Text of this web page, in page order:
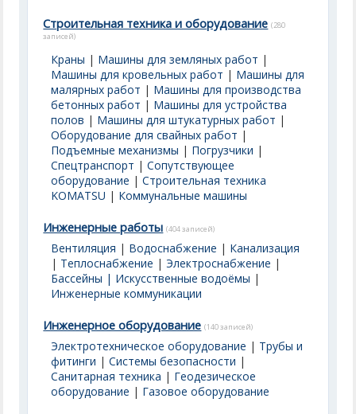
Строительная техника и оборудование (280
записей)
Краны | Машины для земляных работ |
Машины для кровельных работ | Машины для
малярных работ | Машины для производства
бетонных работ | Машины для устройства
полов | Машины для штукатурных работ |
Оборудование для свайных работ |
Подъемные механизмы | Погрузчики |
Спецтранспорт |Сопутствующее
оборудование |Строительная техника
KOMATSU | Коммунальные машины
Инженерные работы (404 записей)
Вентиляция | Водоснабжение | Канализация
| Теплоснабжение |Электроснабжение |
Бассейны | Искусственные водоёмы |
Инженерные коммуникации
Инженерное оборудование (140 записей)
Электротехническое оборудование | Трубы и
фитинги |Системы безопасности |
Санитарная техника | Геодезическое
оборудование | Газовое оборудование